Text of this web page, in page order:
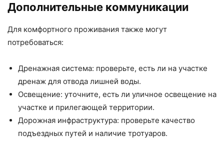
Дополнительные коммуникации
Для комфортного проживания также могут
потребоваться:
Дренажная система: проверьте, есть ли на участке
дренаж для отвода лишней воды.
Освещение: уточните, есть ли уличное освещение на
участке и прилегающей территории.
Дорожная инфраструктура: проверьте качество
подъездных путей и наличие тротуаров.